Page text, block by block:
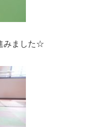
みました☆